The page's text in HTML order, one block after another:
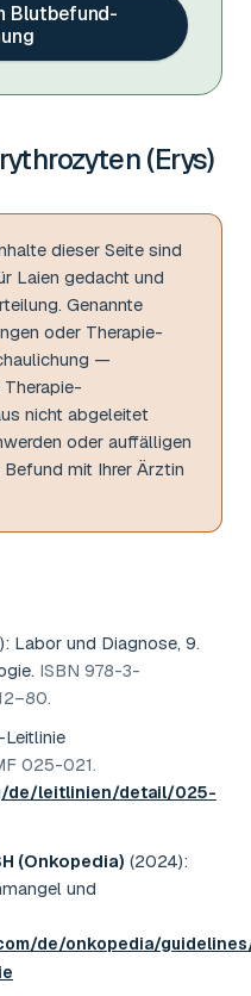
Blutbefund-
(Erys)
dieser Seite sind
Laien gedacht und
Genannte
oder Therapie-
—
nicht abgeleitet
oder auffälligen
Befund mit Ihrer Ärztin
: Labor und Diagnose, 9.
. ISBN 978-3-
.
Leitlinie
025-021.
de/leitlinien/detail/025-
(Onkopedia) (2024):
und
de/onkopedia/